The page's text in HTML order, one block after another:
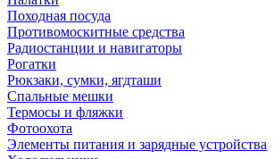
Походная посуда
Противомоскитные средства
Радиостанции и навигаторы
Рогатки
Рюкзаки, сумки, ягдташи
Спальные мешки
Термосы и фляжки
Фотоохота
Элементы питания и зарядные устройства